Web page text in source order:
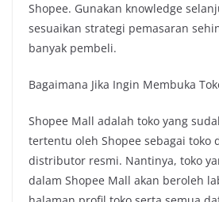
Shopee. Gunakan knowledge
sesuaikan strategi pemasaran
banyak pembeli.
Bagaimana Jika Ingin Membuka
Shopee Mall adalah toko yang
tertentu oleh Shopee sebagai toko
distributor resmi. Nantinya, toko
dalam Shopee Mall akan beroleh